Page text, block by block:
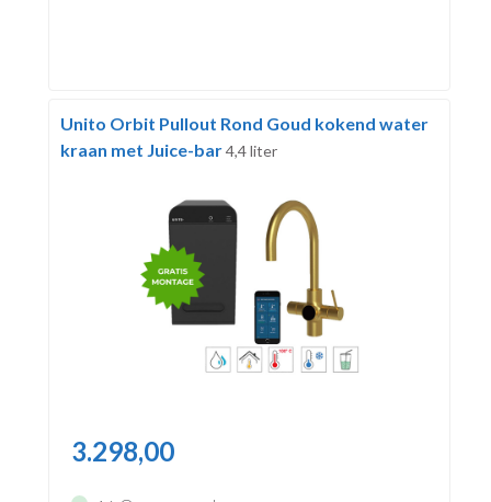
Unito Orbit Pullout Rond Goud kokend water
kraan met Juice-bar4,4 liter
3.298,00